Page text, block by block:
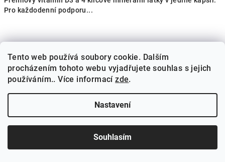
Tento web používá soubory cookie. Dalším
procházením tohoto webu vyjadřujete souhlas s jejich
používáním.. Více informacízde.
Nastavení
Souhlasím
Pro každodenní podporu...